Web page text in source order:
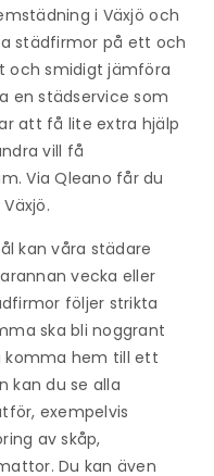
i Växjö och
städfirmor på ett och
och smidigt jämföra
en städservice som
att få lite extra hjälp
vill få
Via Qleano får du
kan våra städare
vecka eller
följer strikta
ska bli noggrant
komma hem till ett
kan du se alla
exempelvis
av skåp,
Du kan även